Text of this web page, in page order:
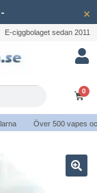
×
E-ciggbolaget sedan 2011
0
Över 500 vapes och